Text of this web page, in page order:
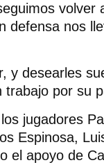
volver
defensa nos
y desearles
trabajo por su
jugadores
Espinosa,
el apoyo de